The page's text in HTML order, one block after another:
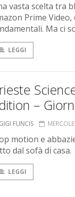
vasta scelta tra
Prime
Ma ci
LEGGI
–
FUNCIS
motion e
dal sofà di casa.
LEGGI